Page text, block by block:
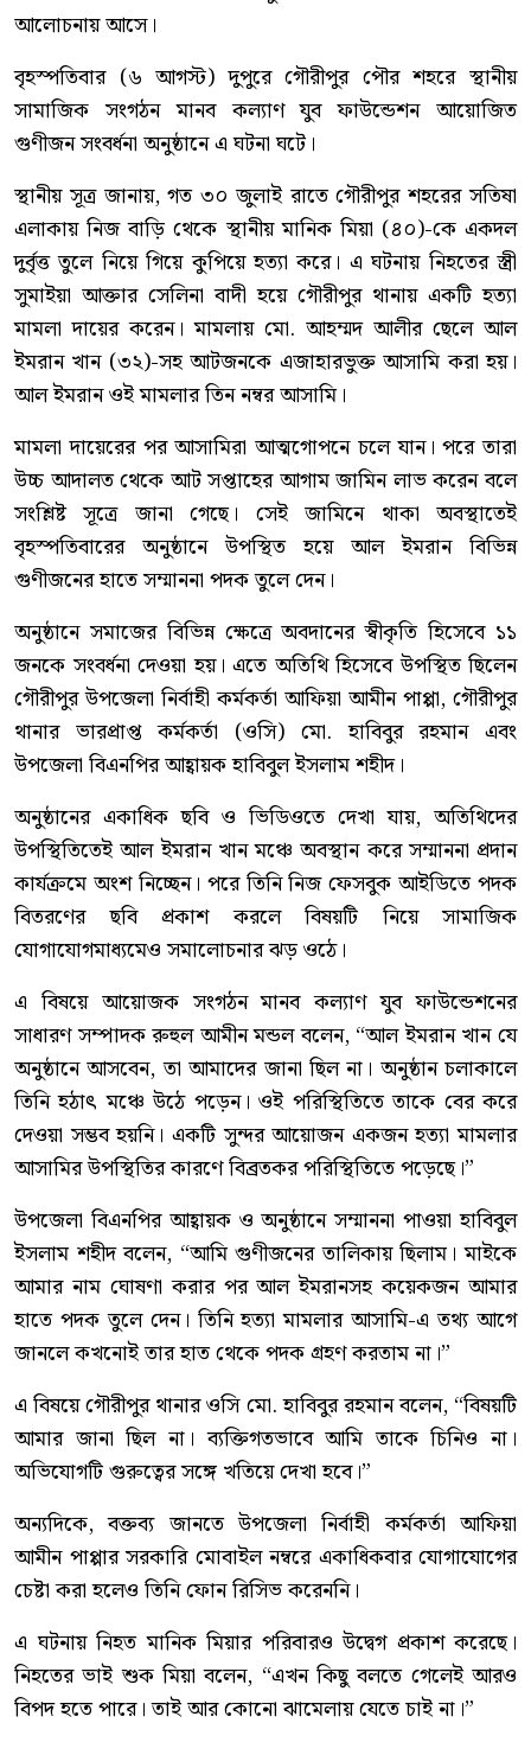
আলোচনায় আসে।
বৃহস্পতিবার (৬ আগস্ট) দুপুরে গৌরীপুর পৌর শহরে স্থানীয়
সামাজিক সংগঠন মানব কল্যাণ যুব ফাউন্ডেশন আয়োজিত
গুণীজন সংবর্ধনা অনুষ্ঠানে এ ঘটনা ঘটে।
স্থানীয় সূত্র জানায়, গত ৩০ জুলাই রাতে গৌরীপুর শহরের সতিষা
এলাকায় নিজ বাড়ি থেকে স্থানীয় মানিক মিয়া (৪০)-কে একদল
দুর্বৃত্ত তুলে নিয়ে গিয়ে কুপিয়ে হত্যা করে। এ ঘটনায় নিহতের স্ত্রী
সুমাইয়া আক্তার সেলিনা বাদী হয়ে গৌরীপুর থানায় একটি হত্যা
মামলা দায়ের করেন। মামলায় মো. আহম্মদ আলীর ছেলে আল
ইমরান খান (৩২)-সহ আটজনকে এজাহারভুক্ত আসামি করা হয়।
আল ইমরান ওই মামলার তিন নম্বর আসামি।
মামলা দায়েরের পর আসামিরা আত্মগোপনে চলে যান। পরে তারা
উচ্চ আদালত থেকে আট সপ্তাহের আগাম জামিন লাভ করেন বলে
সংশ্লিষ্ট সূত্রে জানা গেছে। সেই জামিনে থাকা অবস্থাতেই
বৃহস্পতিবারের অনুষ্ঠানে উপস্থিত হয়ে আল ইমরান বিভিন্ন
গুণীজনের হাতে সম্মাননা পদক তুলে দেন।
অনুষ্ঠানে সমাজের বিভিন্ন ক্ষেত্রে অবদানের স্বীকৃতি হিসেবে ১১
জনকে সংবর্ধনা দেওয়া হয়। এতে অতিথি হিসেবে উপস্থিত ছিলেন
গৌরীপুর উপজেলা নির্বাহী কর্মকর্তা আফিয়া আমীন পাপ্পা, গৌরীপুর
থানার ভারপ্রাপ্ত কর্মকর্তা (ওসি) মো. হাবিবুর রহমান এবং
উপজেলা বিএনপির আহ্বায়ক হাবিবুল ইসলাম শহীদ।
অনুষ্ঠানের একাধিক ছবি ও ভিডিওতে দেখা যায়, অতিথিদের
উপস্থিতিতেই আল ইমরান খান মঞ্চে অবস্থান করে সম্মাননা প্রদান
কার্যক্রমে অংশ নিচ্ছেন। পরে তিনি নিজ ফেসবুক আইডিতে পদক
বিতরণের ছবি প্রকাশ করলে বিষয়টি নিয়ে সামাজিক
যোগাযোগমাধ্যমেও সমালোচনার ঝড় ওঠে।
এ বিষয়ে আয়োজক সংগঠন মানব কল্যাণ যুব ফাউন্ডেশনের
সাধারণ সম্পাদক রুহুল আমীন মন্ডল বলেন, “আল ইমরান খান যে
অনুষ্ঠানে আসবেন, তা আমাদের জানা ছিল না। অনুষ্ঠান চলাকালে
তিনি হঠাৎ মঞ্চে উঠে পড়েন। ওই পরিস্থিতিতে তাকে বের করে
দেওয়া সম্ভব হয়নি। একটি সুন্দর আয়োজন একজন হত্যা মামলার
আসামির উপস্থিতির কারণে বিব্রতকর পরিস্থিতিতে পড়েছে।”
উপজেলা বিএনপির আহ্বায়ক ও অনুষ্ঠানে সম্মাননা পাওয়া হাবিবুল
ইসলাম শহীদ বলেন, “আমি গুণীজনের তালিকায় ছিলাম। মাইকে
আমার নাম ঘোষণা করার পর আল ইমরানসহ কয়েকজন আমার
হাতে পদক তুলে দেন। তিনি হত্যা মামলার আসামি-এ তথ্য আগে
জানলে কখনোই তার হাত থেকে পদক গ্রহণ করতাম না।”
এ বিষয়ে গৌরীপুর থানার ওসি মো. হাবিবুর রহমান বলেন, “বিষয়টি
আমার জানা ছিল না। ব্যক্তিগতভাবে আমি তাকে চিনিও না।
অভিযোগটি গুরুত্বের সঙ্গে খতিয়ে দেখা হবে।”
অন্যদিকে, বক্তব্য জানতে উপজেলা নির্বাহী কর্মকর্তা আফিয়া
আমীন পাপ্পার সরকারি মোবাইল নম্বরে একাধিকবার যোগাযোগের
চেষ্টা করা হলেও তিনি ফোন রিসিভ করেননি।
এ ঘটনায় নিহত মানিক মিয়ার পরিবারও উদ্বেগ প্রকাশ করেছে।
নিহতের ভাই শুক মিয়া বলেন, “এখন কিছু বলতে গেলেই আরও
বিপদ হতে পারে। তাই আর কোনো ঝামেলায় যেতে চাই না।”